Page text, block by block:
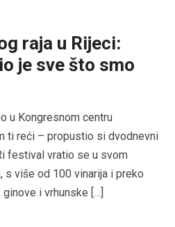
raja u Rijeci:
je sve što smo
u Kongresnom centru
ti reći – propustio si dvodnevni
festival vratio se u svom
s više od 100 vinarija i preko
i vrhunske […]